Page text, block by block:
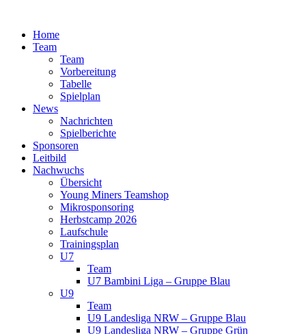
springenHome
Team
Team
Vorbereitung
Tabelle
Spielplan
News
Nachrichten
Spielberichte
Sponsoren
Leitbild
Nachwuchs
Übersicht
Young Miners Teamshop
Mikrosponsoring
Herbstcamp 2026
Laufschule
Trainingsplan
U7
Team
U7 Bambini Liga – Gruppe Blau
U9
Team
U9 Landesliga NRW – Gruppe Blau
U9 Landesliga NRW – Gruppe Grün